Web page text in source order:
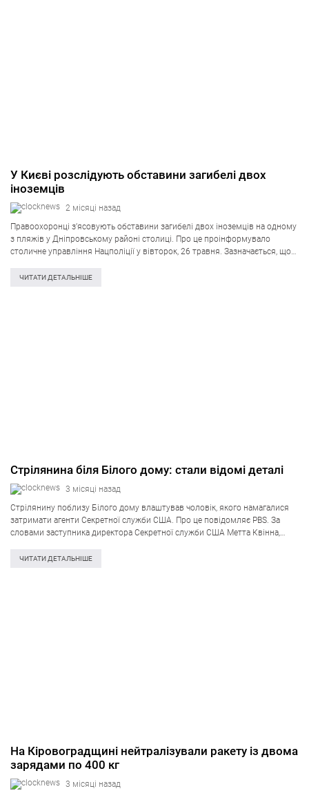
У Києві розслідують обставини загибелі двох
іноземців
2 місяці назад
Правоохоронці з’ясовують обставини загибелі двох іноземців на одному
з пляжів у Дніпровському районі столиці. Про це проінформувало
столичне управління Нацполіції у вівторок, 26 травня. Зазначається, що
повідомлення про те, що під…
ЧИТАТИ ДЕТАЛЬНІШЕ
Стрілянина біля Білого дому: стали відомі деталі
3 місяці назад
Стрілянину поблизу Білого дому влаштував чоловік, якого намагалися
затримати агенти Секретної служби США. Про це повідомляє PBS. За
словами заступника директора Секретної служби США Метта Квінна,
вогнепальною зброєю неподалік Білого дому….
ЧИТАТИ ДЕТАЛЬНІШЕ
На Кіровоградщині нейтралізували ракету із двома
зарядами по 400 кг
3 місяці назад